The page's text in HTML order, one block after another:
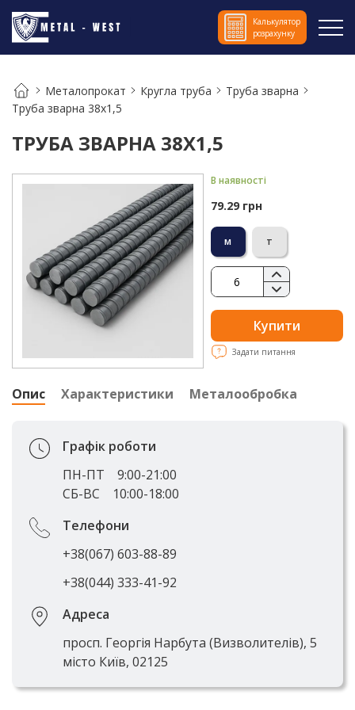
Калькулятор
розрахунку
Металопрокат Кругла труба
Труба зварна
Труба зварна 38х1,5
ТРУБА ЗВАРНА 38Х1,5
В наявності
79.29 грн
м т
Купити
Задати питання
Опис Характеристики Металообробка
Графік роботи
ПН-ПТ
9:00-21:00
СБ-ВС
10:00-18:00
Телефони
+38(067) 603-88-89
+38(044) 333-41-92
Адреса
просп. Георгія Нарбута (Визволителів), 5
місто Київ, 02125